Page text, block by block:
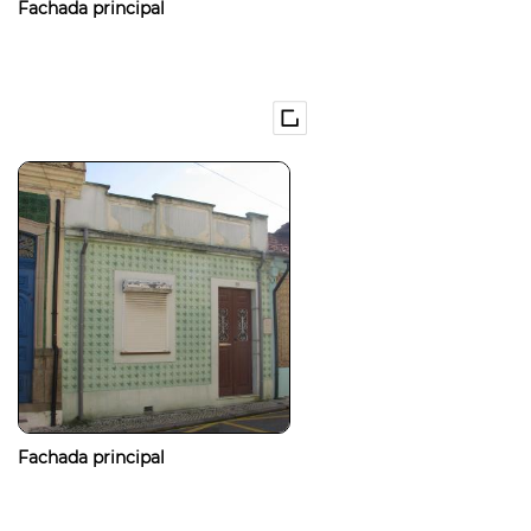
Fachada principal
Fachada principal